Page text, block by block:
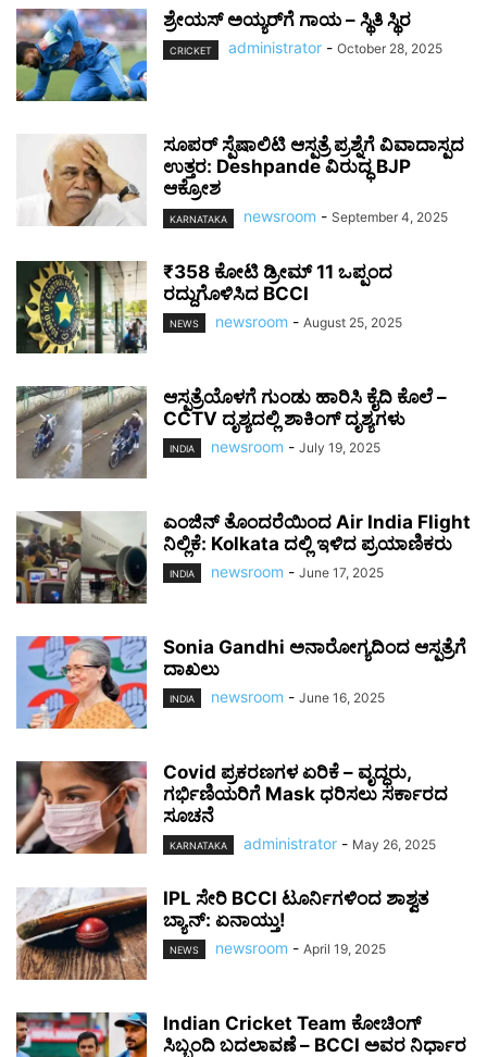
ಶ್ರೇಯಸ್ ಅಯ್ಯರ್‌ಗೆ ಗಾಯ – ಸ್ಥಿತಿ ಸ್ಥಿರ
CRICKET administrator - October 28, 2025
ಸೂಪರ್ ಸ್ಪೆಷಾಲಿಟಿ ಆಸ್ಪತ್ರೆ ಪ್ರಶ್ನೆಗೆ ವಿವಾದಾಸ್ಪದ
ಉತ್ತರ: Deshpande ವಿರುದ್ಧ BJP
ಆಕ್ರೋಶ
KARNATAKA newsroom - September 4, 2025
₹358 ಕೋಟಿ ಡ್ರೀಮ್ 11 ಒಪ್ಪಂದ
ರದ್ದುಗೊಳಿಸಿದ BCCI
NEWS newsroom - August 25, 2025
ಆಸ್ಪತ್ರೆಯೊಳಗೆ ಗುಂಡು ಹಾರಿಸಿ ಕೈದಿ ಕೊಲೆ –
CCTV ದೃಶ್ಯದಲ್ಲಿ ಶಾಕಿಂಗ್ ದೃಶ್ಯಗಳು
INDIA newsroom - July 19, 2025
ಎಂಜಿನ್ ತೊಂದರೆಯಿಂದ Air India Flight
ನಿಲ್ಲಿಕೆ: Kolkata ದಲ್ಲಿ ಇಳಿದ ಪ್ರಯಾಣಿಕರು
INDIA newsroom - June 17, 2025
Sonia Gandhi ಅನಾರೋಗ್ಯದಿಂದ ಆಸ್ಪತ್ರೆಗೆ
ದಾಖಲು
INDIA newsroom - June 16, 2025
Covid ಪ್ರಕರಣಗಳ ಏರಿಕೆ – ವೃದ್ಧರು,
ಗರ್ಭಿಣಿಯರಿಗೆ Mask ಧರಿಸಲು ಸರ್ಕಾರದ
ಸೂಚನೆ
KARNATAKA administrator - May 26, 2025
IPL ಸೇರಿ BCCI ಟೂರ್ನಿಗಳಿಂದ ಶಾಶ್ವತ
ಬ್ಯಾನ್: ಏನಾಯ್ತು!
NEWS newsroom - April 19, 2025
Indian Cricket Team ಕೋಚಿಂಗ್
ಸಿಬ್ಬಂದಿ ಬದಲಾವಣೆ – BCCI ಅವರ ನಿರ್ಧಾರ